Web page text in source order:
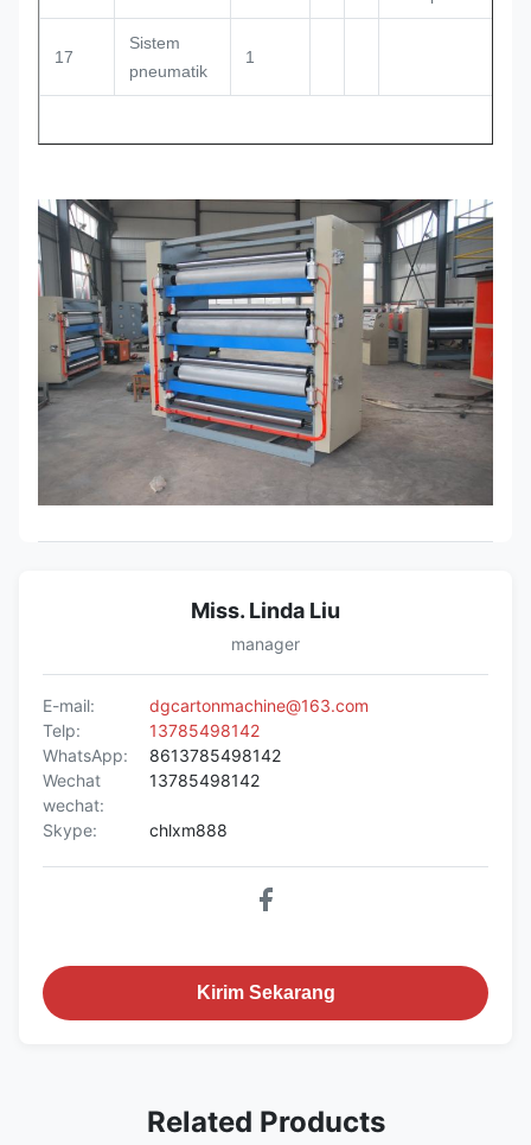
17
Sistem
pneumatik
1
Miss. Linda Liu
manager
E-mail:
dgcartonmachine@163.com
Telp:
13785498142
WhatsApp:
8613785498142
Wechat
wechat:
13785498142
Skype: chlxm888
Kirim Sekarang
Related Products